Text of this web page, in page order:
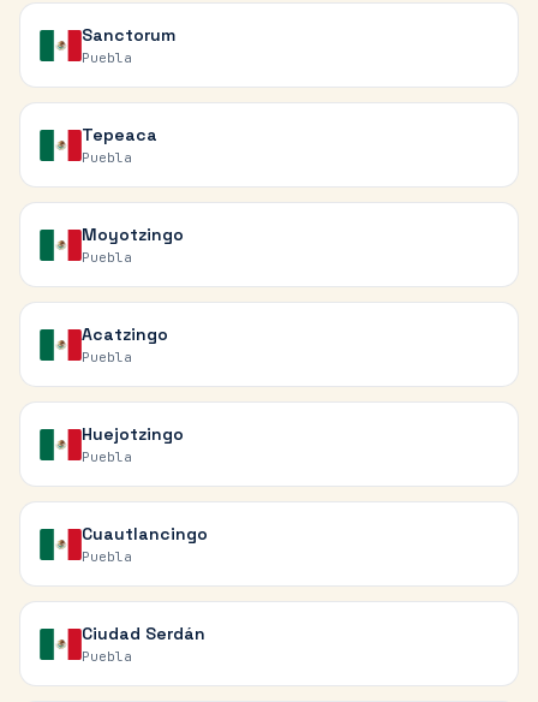
Sanctorum
Puebla
Tepeaca
Puebla
Moyotzingo
Puebla
Acatzingo
Puebla
Huejotzingo
Puebla
Cuautlancingo
Puebla
Ciudad Serdán
Puebla